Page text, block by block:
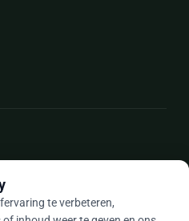
te verbeteren,